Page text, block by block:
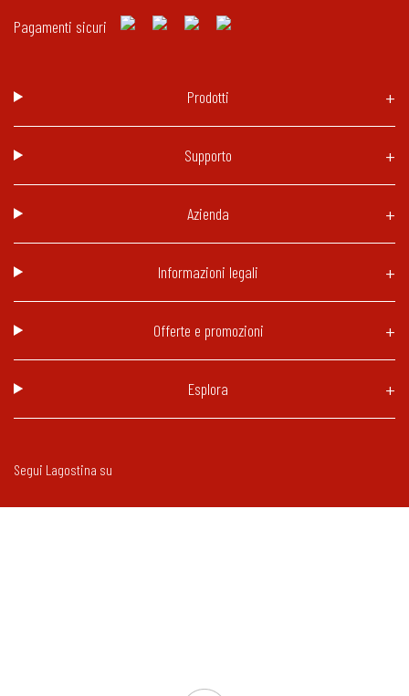
Pagamenti sicuri
Prodotti
Supporto
Azienda
Informazioni legali
Offerte e promozioni
Esplora
Segui Lagostina su